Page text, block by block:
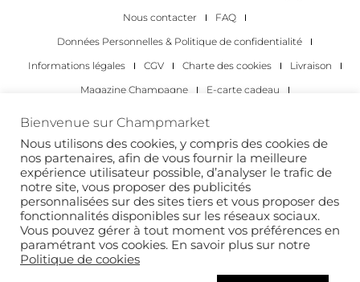
Nous contacter
FAQ
Données Personnelles & Politique de confidentialité
Informations légales
CGV Charte des cookies
Livraison
Magazine Champagne
E-carte cadeau
Les occasions pour déguster du champagne
Pour les particuliers
Pour les entreprises
Copyright 2022 © tous droits réservés. Champmarket.
Bienvenue sur Champmarket
Nous utilisons des cookies, y compris des cookies de
nos partenaires, afin de vous fournir la meilleure
expérience utilisateur possible, d’analyser le trafic de
notre site, vous proposer des publicités
personnalisées sur des sites tiers et vous proposer des
fonctionnalités disponibles sur les réseaux sociaux.
Vous pouvez gérer à tout moment vos préférences en
paramétrant vos cookies. En savoir plus sur notre
Politique de cookies